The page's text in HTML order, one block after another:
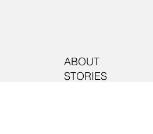
ABOUT
STORIES